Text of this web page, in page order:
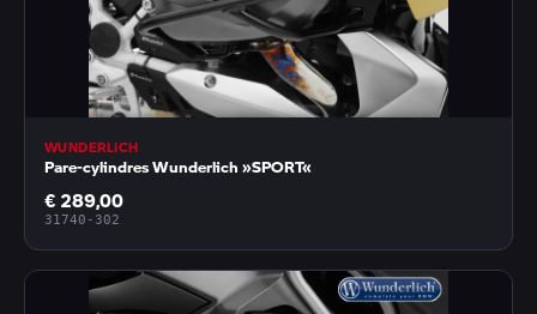
WUNDERLICH
Pare-cylindres Wunderlich »SPORT«
€ 289,00
31740-302